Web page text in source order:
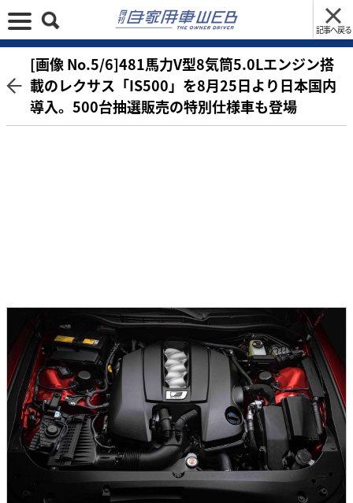
記事へ戻る
[画像 No.5/6]481馬力V型8気筒5.0Lエンジン搭
載のレクサス「IS500」を8月25日より日本国内
導入。500台抽選販売の特別仕様車も登場